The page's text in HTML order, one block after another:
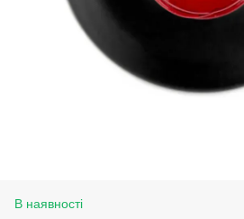
В наявності